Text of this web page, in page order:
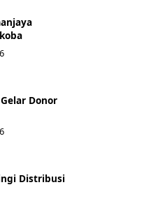
Donor
Distribusi